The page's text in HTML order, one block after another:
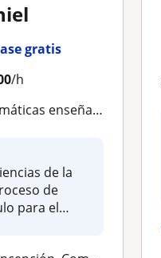
gratis
/h
básica y media
de la
de
para el